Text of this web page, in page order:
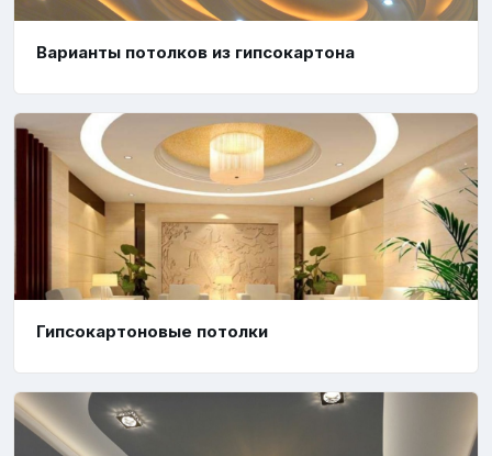
Варианты потолков из гипсокартона
Гипсокартоновые потолки